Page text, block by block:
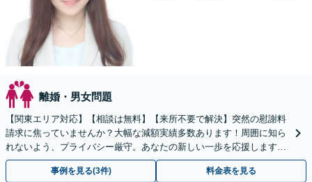
離婚・男女問題
【関東エリア対応】【相談は無料】【来所不要で解決】突然の慰謝料
請求に焦っていませんか？大幅な減額実績多数あります！周囲に知ら
れないよう、プライバシー厳守。あなたの新しい一歩を応援しますの
で、まずはご相談ください。
事例を見る(3件) 料金表を見る